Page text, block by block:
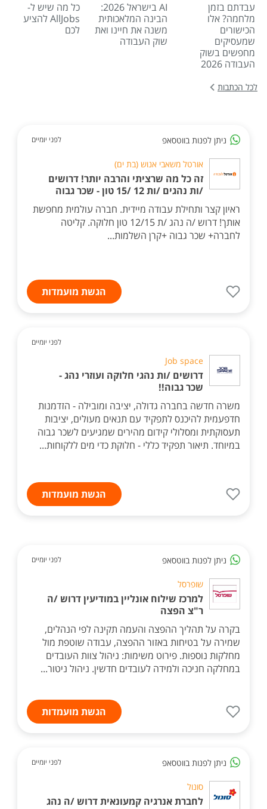
עבדתם בזמן
מלחמה? אלו
הכישורים
שמעסיקים
מחפשים בשוק
העבודה 2026
AI בישראל 2026:
הבינה המלאכותית
משנה את חיינו ואת
שוק העבודה
כל מה שיש ל-
AllJobs להציע
לכם
לכל הכתבות
ניתן לפנות בווטסאפ לפני יומיים
אורטל משאבי אנוש (בת ים)
זה כל מה שרציתי והרבה יותר! דרושים
/ות נהגים /ות 12 /15 טון - שכר גבוה
ראיון קצר ותחילת עבודה מיידית. חברה עולמית מחפשת
אותך! דרוש /ה נהג /ת 12/15 טון חלוקה. קליטה
לחברה+ שכר גבוה +קרן השלמות...
הגשת מועמדות
לפני יומיים
Job space
דרושים /ות נהגי חלוקה ועוזרי נהג -
שכר גבוה!!
משרה חדשה בחברה גדולה, יציבה ומובילה - הזדמנות
חדפעמית להיכנס לתפקיד עם תנאים מעולים, יציבות
תעסוקתית ומסלולי קידום מהירים שמגיעים לשכר גבוה
במיוחד. תיאור תפקיד כללי - חלוקת כדי מים ללקוחות...
הגשת מועמדות
ניתן לפנות בווטסאפ לפני יומיים
שופרסל
למרכז שילוח אונליין במודיעין דרוש /ה
ר"צ הפצה
בקרה על תהליך ההפצה והעמה תקינה לפי הנהלים,
שמירה על בטיחות באזור ההפצה, עבודה שוטפת מול
מחלקות נוספות. פירוט משימות: ניהול צוות העובדים
במחלקה חניכה ולמידה לעובדים חדשין. ניהול ניטור...
הגשת מועמדות
ניתן לפנות בווטסאפ לפני יומיים
סונול
לחברת אנרגיה קמעונאית דרוש /ה נהג